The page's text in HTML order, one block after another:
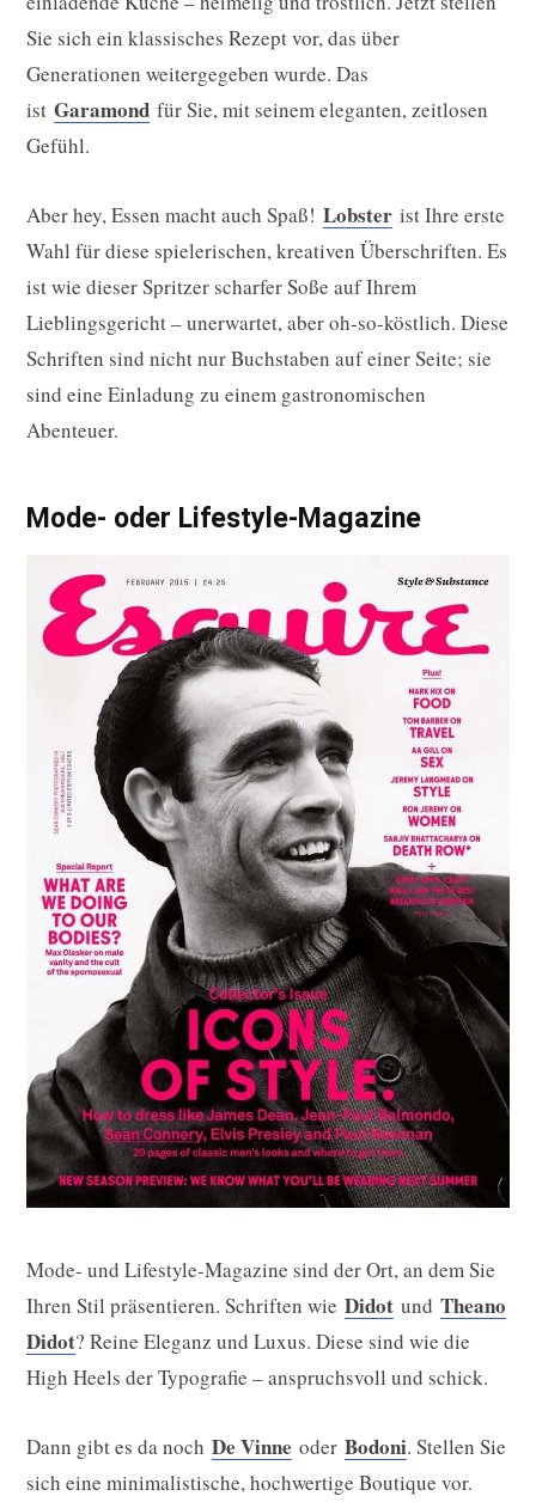
Sie sich ein klassisches Rezept vor, das über
Generationen weitergegeben wurde. Das
ist Garamond für Sie, mit seinem eleganten, zeitlosen
Gefühl.
Aber hey, Essen macht auch Spaß! Lobster ist Ihre erste
Wahl für diese spielerischen, kreativen Überschriften. Es
ist wie dieser Spritzer scharfer Soße auf Ihrem
Lieblingsgericht – unerwartet, aber oh-so-köstlich. Diese
Schriften sind nicht nur Buchstaben auf einer Seite; sie
sind eine Einladung zu einem gastronomischen
Abenteuer.
Mode- oder Lifestyle-Magazine
Mode- und Lifestyle-Magazine sind der Ort, an dem Sie
Ihren Stil präsentieren. Schriften wie Didot und Theano
Didot? Reine Eleganz und Luxus. Diese sind wie die
High Heels der Typografie – anspruchsvoll und schick.
Dann gibt es da noch De Vinne oder Bodoni. Stellen Sie
sich eine minimalistische, hochwertige Boutique vor.